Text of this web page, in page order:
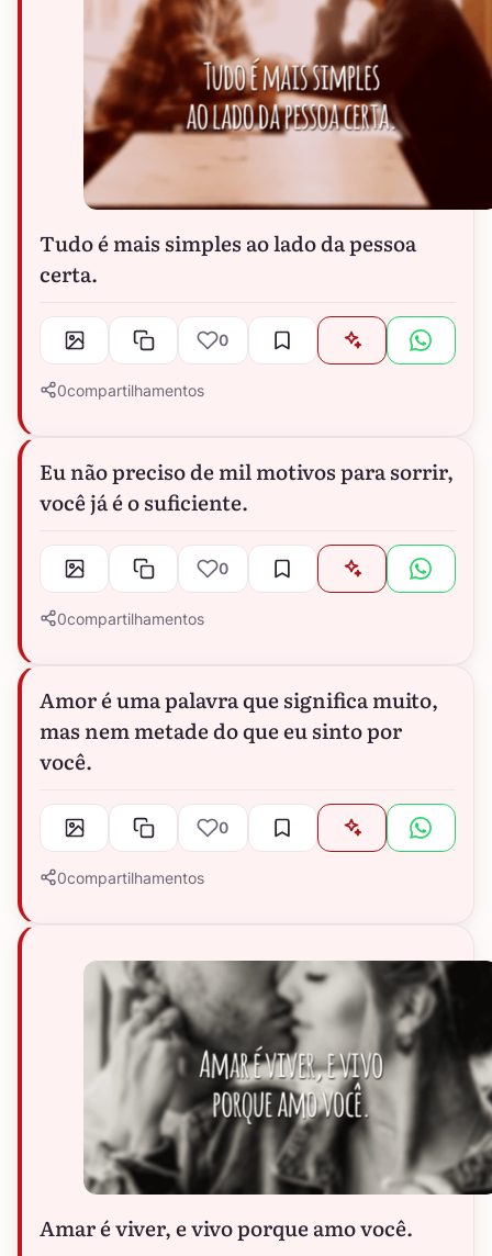
Tudo é mais simples ao lado da pessoa
certa.
0
0compartilhamentos
Eu não preciso de mil motivos para sorrir,
você já é o suficiente.
0
0compartilhamentos
Amor é uma palavra que significa muito,
mas nem metade do que eu sinto por
você.
0
0compartilhamentos
Amar é viver, e vivo porque amo você.